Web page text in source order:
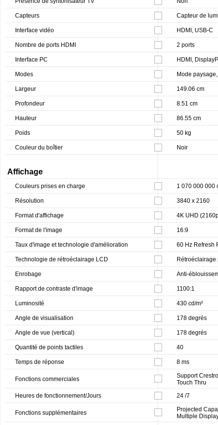
Capteurs Capteur de
Interface vidéo HDMI, USB-C
Nombre de ports HDMI 2 ports
Interface PC HDMI,
Modes Mode
Largeur 149.06 cm
Profondeur 8.51 cm
Hauteur 86.55 cm
Poids 50 kg
Couleur du boîtier Noir
Affichage
Couleurs prises en charge 1 070 000 000
Résolution 3840 x 2160
Format d'affichage 4K UHD
Format de l'image 16:9
Taux d'image et technologie d'amélioration 60 Hz Refresh
Technologie de rétroéclairage LCD Rétroéclairage
Enrobage Anti-
Rapport de contraste d'image 1100:1
Luminosité 430 cd/m²
Angle de visualisation 178 degrés
Angle de vue (vertical) 178 degrés
Quantité de points tactiles 40
Temps de réponse 8 ms
Fonctions commerciales
Support
Touch Thru
Heures de fonctionnement/Jours
24 /7
Fonctions supplémentaires
Projected
Multiple